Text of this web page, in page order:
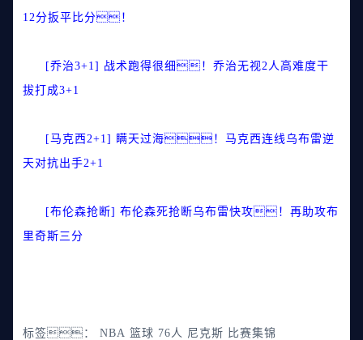
12分扳平比分！
[乔治3+1] 战术跑得很细！乔治无视2人高难度干
拔打成3+1
[马克西2+1] 瞒天过海！马克西连线乌布雷逆
天对抗出手2+1
[布伦森抢断] 布伦森死抢断乌布雷快攻！再助攻布
里奇斯三分
标签： NBA 篮球 76人 尼克斯 比赛集锦